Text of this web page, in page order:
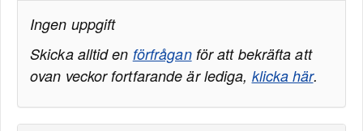
Ingen uppgift
Skicka alltid en förfråganför att bekräfta att
ovan veckor fortfarande är lediga, klicka här.